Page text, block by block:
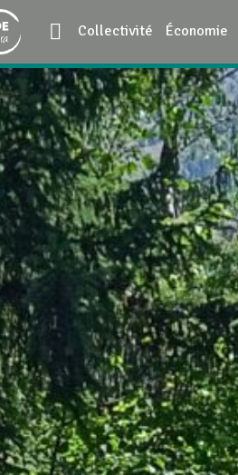
Collectivité Économie